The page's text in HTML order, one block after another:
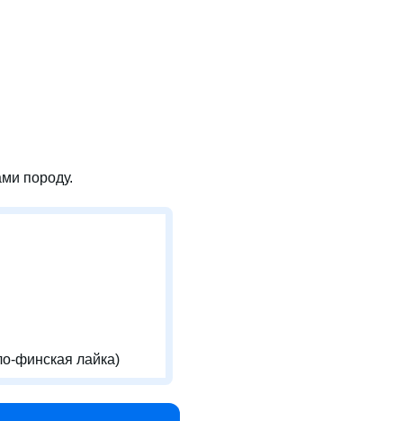
породу.
финская лайка)